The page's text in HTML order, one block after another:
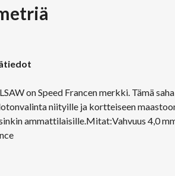
on Speed Francen merkki. Tämä
niityille ja kortteiseen
ammattilaisille.Mitat:Vahvuus 4,0